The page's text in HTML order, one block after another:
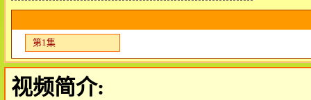
第1集
视频简介: